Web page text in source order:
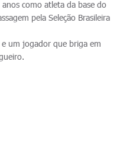
como atleta da base do
pela Seleção Brasileira
um jogador que briga em